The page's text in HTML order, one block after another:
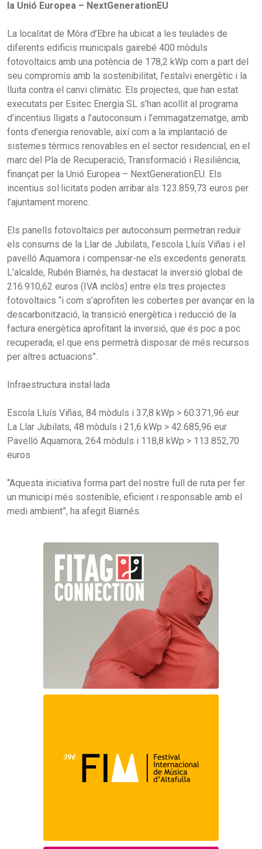
la Unió Europea – NextGenerationEU
La localitat de Móra d’Ebre ha ubicat a les teulades de
diferents edificis municipals gairebé 400 mòduls
fotovoltaics amb una potència de 178,2 kWp com a part del
seu compromís amb la sostenibilitat, l’estalvi energètic i la
lluita contra el canvi climàtic. Els projectes, que han estat
executats per Esitec Energia SL s’han acollit al programa
d’incentius lligats a l’autoconsum i l’emmagatzematge, amb
fonts d’energia renovable, així com a la implantació de
sistemes tèrmics renovables en el sector residencial, en el
marc del Pla de Recuperació, Transformació i Resiliència,
finançat per la Unió Europea – NextGenerationEU. Els
incentius sol·licitats poden arribar als 123.859,73 euros per
l’ajuntament morenc.
Els panells fotovoltaics per autoconsum permetran reduir
els consums de la Llar de Jubilats, l’escola Lluís Viñas i el
pavelló Aquamora i compensar-ne els excedents generats.
L’alcalde, Rubén Biarnés, ha destacat la inversió global de
216.910,62 euros (IVA inclòs) entre els tres projectes
fotovoltaics “i com s’aprofiten les cobertes per avançar en la
descarbonització, la transició energètica i reducció de la
factura energètica aprofitant la inversió, que és poc a poc
recuperada, el que ens permetrà disposar de més recursos
per altres actuacions”.
Infraestructura instal·lada
Escola Lluís Viñas, 84 mòduls i 37,8 kWp > 60.371,96 eur
La Llar Jubilats, 48 mòduls i 21,6 kWp > 42.685,96 eur
Pavelló Aquamora, 264 mòduls i 118,8 kWp > 113.852,70
euros
“Aquesta iniciativa forma part del nostre full de ruta per fer
un municipi més sostenible, eficient i responsable amb el
medi ambient”, ha afegit Biarnés.